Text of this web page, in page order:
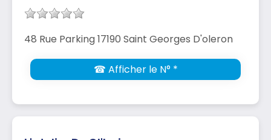
48 Rue Parking 17190 Saint Georges D'oleron
☎ Afficher le N° *